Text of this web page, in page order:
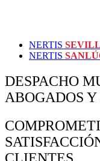
NERTIS
NERTIS
DESPACHO
ABOGADOS